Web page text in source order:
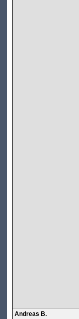
Andreas B.